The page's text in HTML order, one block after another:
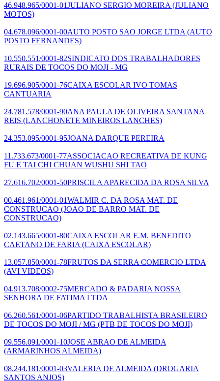
46.948.965/0001-01JULIANO SERGIO MOREIRA (JULIANO
MOTOS)
04.678.096/0001-00AUTO POSTO SAO JORGE LTDA (AUTO
POSTO FERNANDES)
10.550.551/0001-82SINDICATO DOS TRABALHADORES
RURAIS DE TOCOS DO MOJI - MG
19.696.905/0001-76CAIXA ESCOLAR IVO TOMAS
CANTUARIA
24.781.578/0001-90ANA PAULA DE OLIVEIRA SANTANA
REIS (LANCHONETE MINEIROS LANCHES)
24.353.095/0001-95JOANA DARQUE PEREIRA
11.733.673/0001-77ASSOCIACAO RECREATIVA DE KUNG
FU E TAI CHI CHUAN WUSHU SHI TAO
27.616.702/0001-50PRISCILA APARECIDA DA ROSA SILVA
00.461.961/0001-01WALMIR C. DA ROSA MAT. DE
CONSTRUCAO (JOAO DE BARRO MAT. DE
CONSTRUCAO)
02.143.665/0001-80CAIXA ESCOLAR E.M. BENEDITO
CAETANO DE FARIA (CAIXA ESCOLAR)
13.057.850/0001-78FRUTOS DA SERRA COMERCIO LTDA
(AVI VIDEOS)
04.913.708/0002-75MERCADO & PADARIA NOSSA
SENHORA DE FATIMA LTDA
06.260.561/0001-06PARTIDO TRABALHISTA BRASILEIRO
DE TOCOS DO MOJI / MG (PTB DE TOCOS DO MOJI)
09.556.091/0001-10JOSE ABRAO DE ALMEIDA
(ARMARINHOS ALMEIDA)
08.244.181/0001-03VALERIA DE ALMEIDA (DROGARIA
SANTOS ANJOS)